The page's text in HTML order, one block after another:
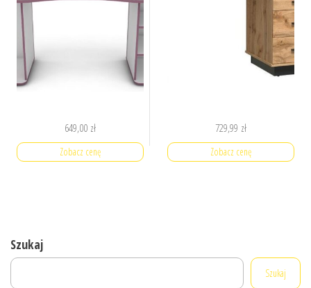
649,00 zł
Zobacz cenę
729,99 zł
Zobacz cenę
Szukaj
Szukaj